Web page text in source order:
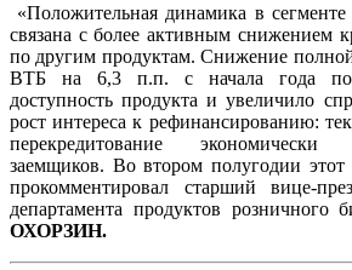
«Положительная динамика в
связана с более активным снижением
по другим продуктам. Снижение
ВТБ на 6,3 п.п. с начала года
доступность продукта и увеличило
рост интереса к рефинансированию:
перекредитование
заемщиков. Во втором полугодии этот
прокомментировал старший вице-
департамента продуктов розничного
ОХОРЗИН.